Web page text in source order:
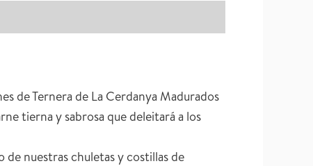
de Ternera de La Cerdanya Madurados
tierna y sabrosa que deleitará a los
nuestras chuletas y costillas de